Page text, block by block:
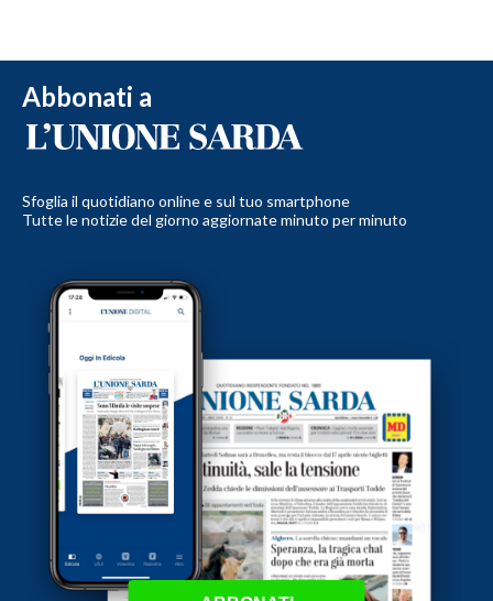
Abbonati a
Sfoglia il quotidiano online e sul tuo smartphone
Tutte le notizie del giorno aggiornate minuto per minuto